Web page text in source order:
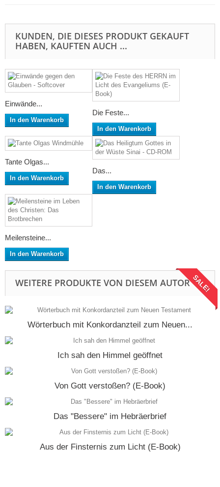
KUNDEN, DIE DIESES PRODUKT GEKAUFT
HABEN, KAUFTEN AUCH ...
Einwände...
In den Warenkorb
Die Feste...
In den Warenkorb
Tante Olgas...
In den Warenkorb
Das...
In den Warenkorb
Meilensteine...
In den Warenkorb
WEITERE PRODUKTE VON DIESEM AUTOR
Wörterbuch mit Konkordanzteil zum Neuen...
Ich sah den Himmel geöffnet
SALE!
Von Gott verstoßen? (E-Book)
Das "Bessere" im Hebräerbrief
Aus der Finsternis zum Licht (E-Book)